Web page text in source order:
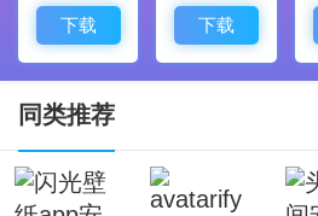
2、优化了程序的稳定性，更
3、调整了部分页面布局，让
4、新增模块
下载 下载
同类推荐